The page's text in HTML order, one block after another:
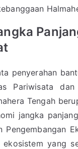
penyerahan
Pariwisata
Tengah
jangka
Pengembangan
ekosistem yang